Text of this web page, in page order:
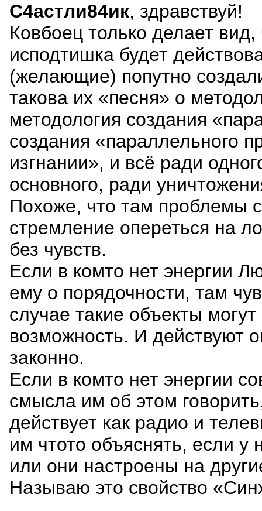
С4астли84ик, здравствуй!
Ковбоец только делает
исподтишка будет
(желающие) попутно
такова их «песня» о
методология создания
создания «параллельного
изгнании», и всё ради
основного, ради
Похоже, что там проблемы
стремление опереться на
без чувств.
Если в комто нет энергии
ему о порядочности, там
случае такие объекты
возможность. И действуют
законно.
Если в комто нет энергии
смысла им об этом
действует как радио и
им чтото объяснять, если
или они настроены на
Называю это свойство